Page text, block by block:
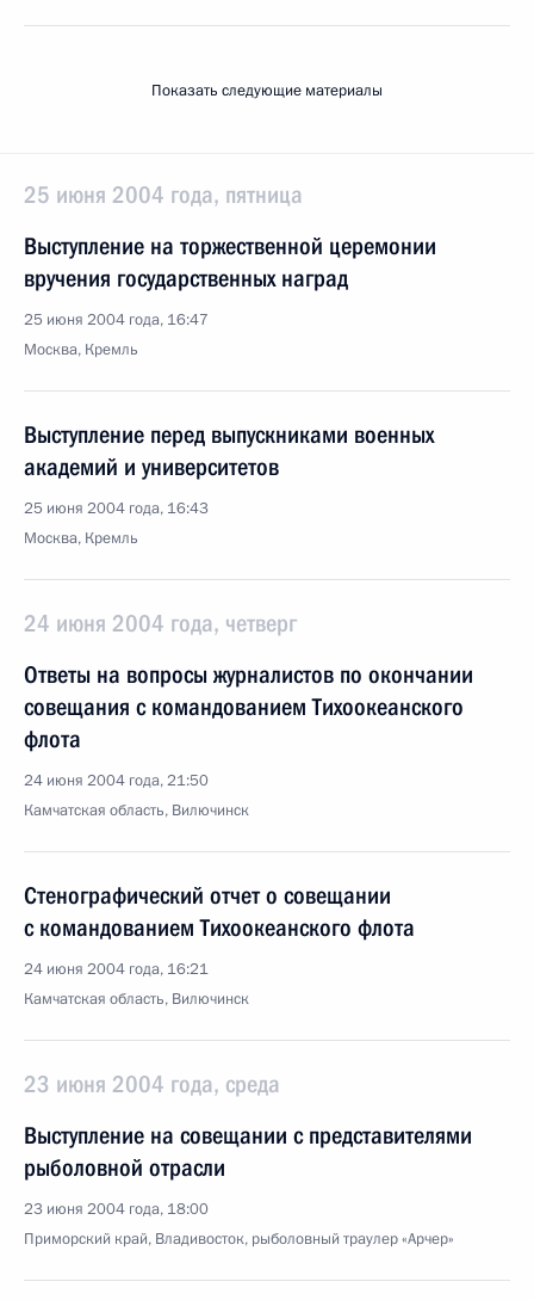
Показать следующие материалы
25 июня 2004 года, пятница
Выступление на торжественной церемонии
вручения государственных наград
25 июня 2004 года, 16:47
Москва, Кремль
Выступление перед выпускниками военных
академий и университетов
25 июня 2004 года, 16:43
Москва, Кремль
24 июня 2004 года, четверг
Ответы на вопросы журналистов по окончании
совещания с командованием Тихоокеанского
флота
24 июня 2004 года, 21:50
Камчатская область, Вилючинск
Стенографический отчет о совещании
с командованием Тихоокеанского флота
24 июня 2004 года, 16:21
Камчатская область, Вилючинск
23 июня 2004 года, среда
Выступление на совещании с представителями
рыболовной отрасли
23 июня 2004 года, 18:00
Приморский край, Владивосток, рыболовный траулер «Арчер»